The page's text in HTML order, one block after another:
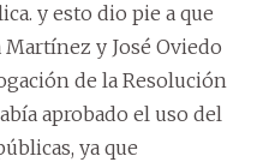
y esto dio pie a que
y José Oviedo
de la Resolución
aprobado el uso del
ya que